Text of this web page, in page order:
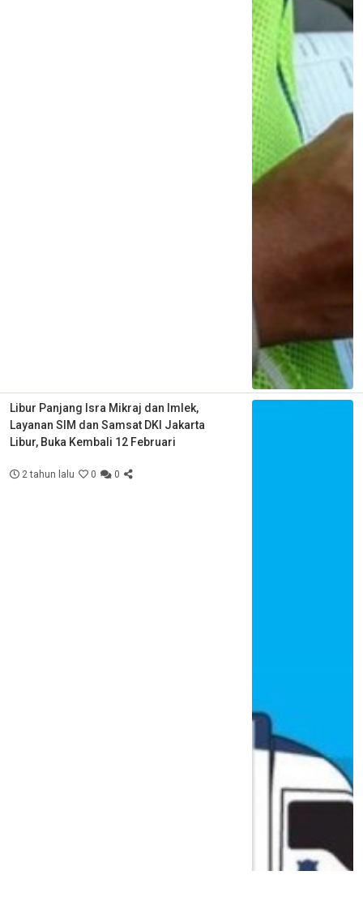
Libur Panjang Isra Mikraj dan Imlek,
Layanan SIM dan Samsat DKI Jakarta
Libur, Buka Kembali 12 Februari
2 tahun lalu 0 0